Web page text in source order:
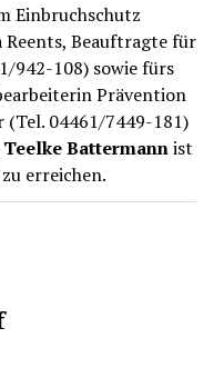
Einbruchschutz
Reents, Beauftragte für
942-108) sowie fürs
Prävention
(Tel. 04461/7449-181)
Teelke Battermannist
erreichen.